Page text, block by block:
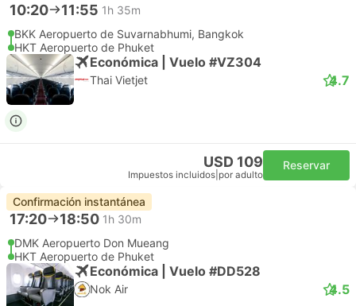
10:20 11:55 1h 35m
BKK Aeropuerto de Suvarnabhumi, Bangkok
HKT Aeropuerto de Phuket
Económica | Vuelo #VZ304
Thai Vietjet 4.7
USD 109
Impuestos incluidos por adulto
Reservar
Confirmación instantánea
17:20 18:50 1h 30m
DMK Aeropuerto Don Mueang
HKT Aeropuerto de Phuket
Económica | Vuelo #DD528
Nok Air 4.5